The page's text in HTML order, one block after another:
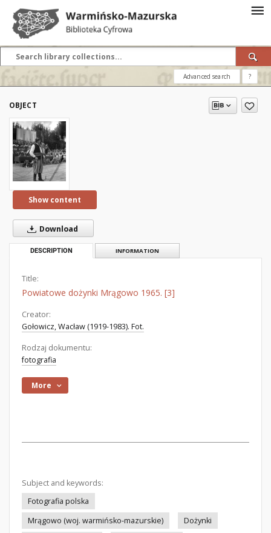
Advanced search ?
OBJECT
Show content
Download
DESCRIPTION INFORMATION
Title:
Powiatowe dożynki Mrągowo 1965. [3]
Creator:
Gołowicz, Wacław (1919-1983). Fot.
Rodzaj dokumentu:
fotografia
More
Subject and keywords:
Fotografia polska
Mrągowo (woj. warmińsko-mazurskie)
Dożynki